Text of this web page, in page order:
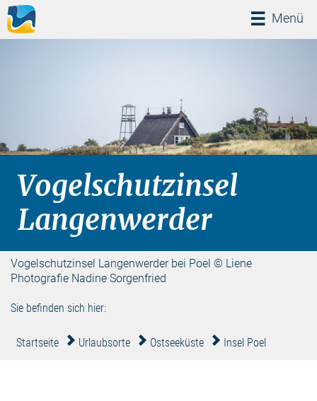
Menü
Menü
Vogelschutzinsel Langenwerder bei Poel © Liene
Photografie Nadine Sorgenfried
Vogelschutzinsel
Langenwerder
Sie befinden sich hier:
Startseite Urlaubsorte Ostseeküste Insel Poel